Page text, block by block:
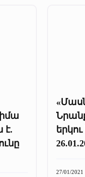
է.
27/01/2021